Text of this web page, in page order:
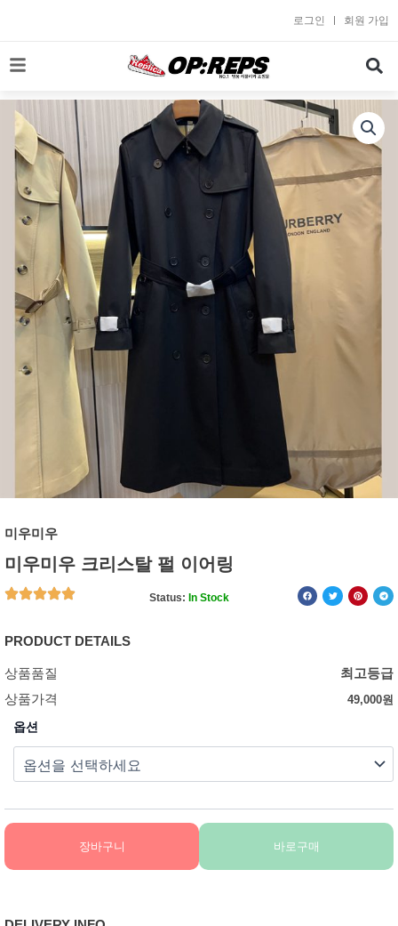
로
로그인 회원 가입
미우미우
미우미우 크리스탈 펄 이어링
Status: In Stock
PRODUCT DETAILS
상품품질
최고등급
상품가격
49,000원
옵션
장바구니 바로구매